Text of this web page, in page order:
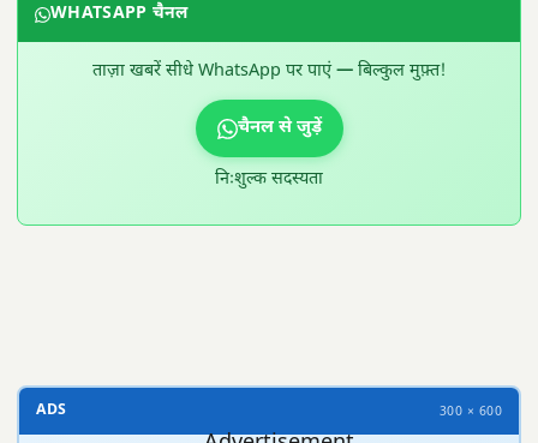
WHATSAPP चैनल
ताज़ा खबरें सीधे WhatsApp पर पाएं — बिल्कुल मुफ़्त!
चैनल से जुड़ें
निःशुल्क सदस्यता
ADS 300 × 600